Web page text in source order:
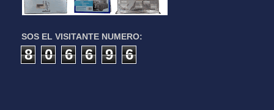
SOS EL VISITANTE NUMERO:
8 0 6 6 9 6